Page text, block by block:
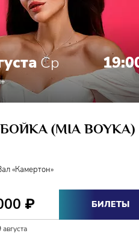
Ср
(MIA BOYKA)
«Камертон»
₽ БИЛЕТЫ
августа